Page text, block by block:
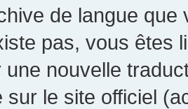
de langue
pas, vous êtes
nouvelle
sur le site officiel